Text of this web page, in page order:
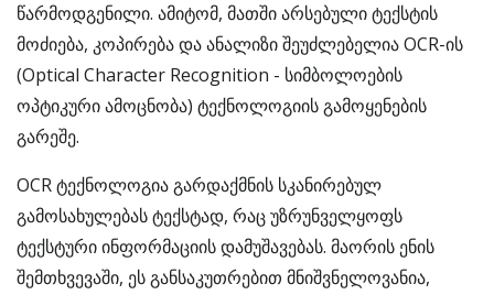
წარმოდგენილი. ამიტომ, მათში არსებული ტექსტის
მოძიება, კოპირება და ანალიზი შეუძლებელია OCR-ის
(Optical Character Recognition - სიმბოლოების
ოპტიკური ამოცნობა) ტექნოლოგიის გამოყენების
გარეშე.
OCR ტექნოლოგია გარდაქმნის სკანირებულ
გამოსახულებას ტექსტად, რაც უზრუნველყოფს
ტექსტური ინფორმაციის დამუშავებას. მაორის ენის
შემთხვევაში, ეს განსაკუთრებით მნიშვნელოვანია,